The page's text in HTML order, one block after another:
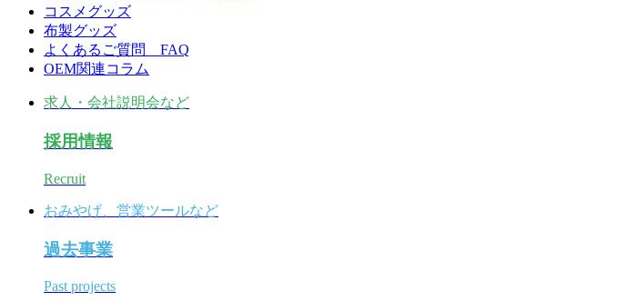
コスメグッズ
布製グッズ
よくあるご質問 FAQ
OEM関連コラム
求人・会社説明会など
採用情報
Recruit
おみやげ、営業ツールなど
過去事業
Past projects